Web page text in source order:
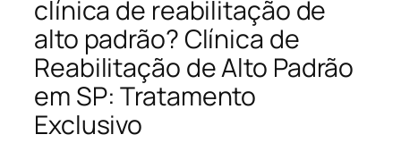
clínica de reabilitação de
alto padrão? Clínica de
Reabilitação de Alto Padrão
em SP: Tratamento
Exclusivo